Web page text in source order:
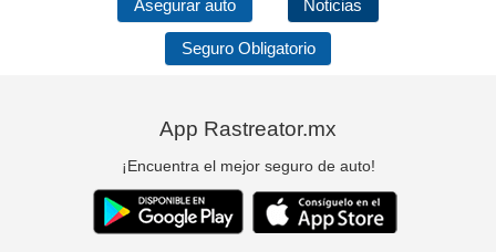
Asegurar auto Noticias
Seguro Obligatorio
App Rastreator.mx
¡Encuentra el mejor seguro de auto!